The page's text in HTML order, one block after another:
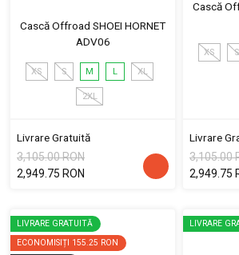
Cască Offroad SHOEI HORNET
ADV06
XS S M L XL
2XL
Livrare Gratuită
3,105.00 RON
2,949.75 RON
Cască
XS S
Livrare
3,105.00
2,949.75
LIVRARE GRATUITĂ
ECONOMISIȚI 155.25 RON
LIVRARE